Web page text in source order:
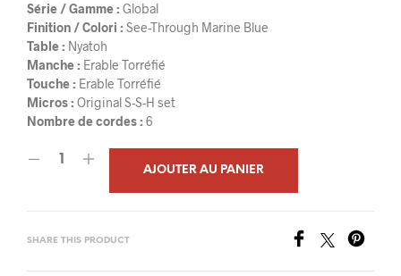
Série / Gamme : Global
Finition / Colori : See-Through Marine Blue
Table : Nyatoh
Manche : Erable Torréfié
Touche : Erable Torréfié
Micros : Original S-S-H set
Nombre de cordes : 6
AJOUTER AU PANIER
SHARE THIS PRODUCT